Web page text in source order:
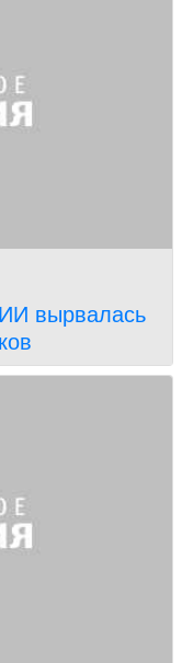
вырвалась